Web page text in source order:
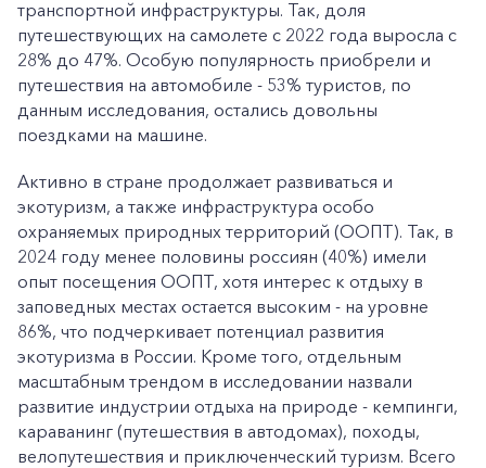
транспортной инфраструктуры. Так, доля
путешествующих на самолете с 2022 года выросла с
28% до 47%. Особую популярность приобрели и
путешествия на автомобиле - 53% туристов, по
данным исследования, остались довольны
поездками на машине.
Активно в стране продолжает развиваться и
экотуризм, а также инфраструктура особо
охраняемых природных территорий (ООПТ). Так, в
2024 году менее половины россиян (40%) имели
опыт посещения ООПТ, хотя интерес к отдыху в
заповедных местах остается высоким - на уровне
86%, что подчеркивает потенциал развития
экотуризма в России. Кроме того, отдельным
масштабным трендом в исследовании назвали
развитие индустрии отдыха на природе - кемпинги,
караванинг (путешествия в автодомах), походы,
велопутешествия и приключенческий туризм. Всего